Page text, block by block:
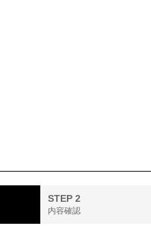
STEP 2
内容確認